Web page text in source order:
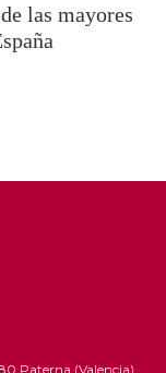
las mayores
Paterna (Valencia)